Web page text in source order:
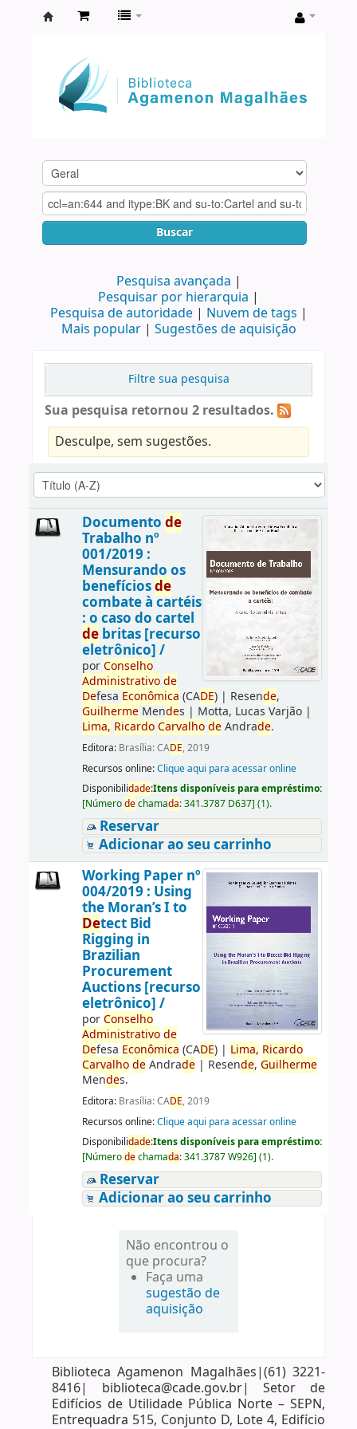
Agamenon
Magalhães
Buscar
Pesquisa avançada
Pesquisar por hierarquia
Pesquisa de autoridade
Nuvem de tags
Mais popular
Sugestões de aquisição
Filtre sua pesquisa
Sua pesquisa retornou 2 resultados.
Desculpe, sem sugestões.
Documento de
Trabalho nº
001/2019 :
Mensurando os
benefíciosde
combate à cartéis
: o caso do cartel
debritas [recurso
eletrônico] /
porConselho
Administrativo de
Defesa Econômica (CADE)| Resende,
GuilhermeMendes | Motta, Lucas Varjão|
Lima, Ricardo Carvalho deAndrade.
Editora: Brasília: CADE, 2019
Recursos online:Clique aqui para acessar online
Disponibilidade:Itens disponíveis para empréstimo:
[Númerodechamada:341.3787 D637] (1).
Reservar
Adicionar ao seu carrinho
Working Paper nº
004/2019 : Using
the Moran’s I to
Detect Bid
Rigging in
Brazilian
Procurement
Auctions [recurso
eletrônico] /
porConselho
Administrativo de
Defesa Econômica (CADE)| Lima, Ricardo
Carvalho deAndrade| Resende, Guilherme
Mendes.
Editora: Brasília: CADE, 2019
Recursos online:Clique aqui para acessar online
Disponibilidade:Itens disponíveis para empréstimo:
[Númerodechamada:341.3787 W926] (1).
Reservar
Adicionar ao seu carrinho
Não encontrou o
que procura?
Faça uma
sugestão de
aquisição
Biblioteca Agamenon Magalhães|(61) 3221-
8416| biblioteca@cade.gov.br| Setor de
Edifícios de Utilidade Pública Norte – SEPN,
Entrequadra 515, Conjunto D, Lote 4, Edifício